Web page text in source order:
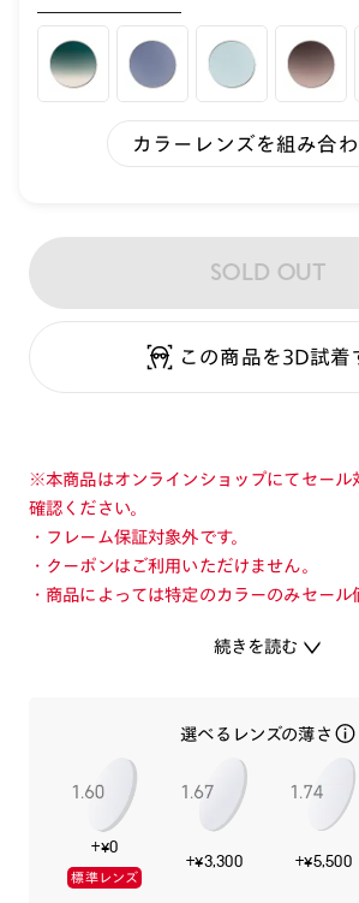
カラーレンズを組み合
SOLD OUT
この商品を3D試着
※本商品はオンラインショップにてセール
確認ください。
・フレーム保証対象外です。
・クーポンはご利用いただけません。
・商品によっては特定のカラーのみセール
・店舗とオンラインショップで価格が異な
軽量樹脂素材を採用した、気軽にかけやす
ややボリュームのある太めのフレームにベ
掛けこなしやすく普段使いしやすいデザイ
続きを読む
選べるレンズの薄さ
+¥0
標準レンズ
+¥3,300 +¥5,500